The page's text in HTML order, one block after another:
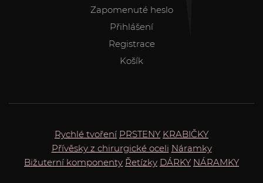
Zapomenuté heslo
Přihlášení
Registrace
Košík
Rychlé tvoření PRSTENY KRABIČKY
Přívěsky z chirurgické oceli Náramky
Bižuterní komponenty Řetízky DÁRKY NÁRAMKY